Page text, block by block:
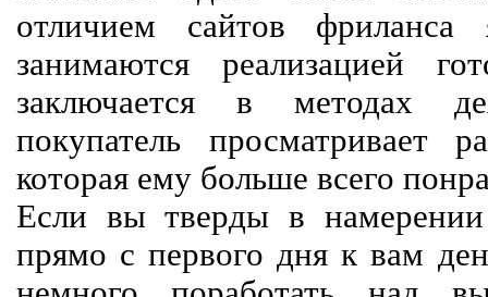
отличием сайтов
занимаются реализацией
заключается в методах
покупатель просматривает
которая ему больше всего
Если вы тверды в
прямо с первого дня к вам